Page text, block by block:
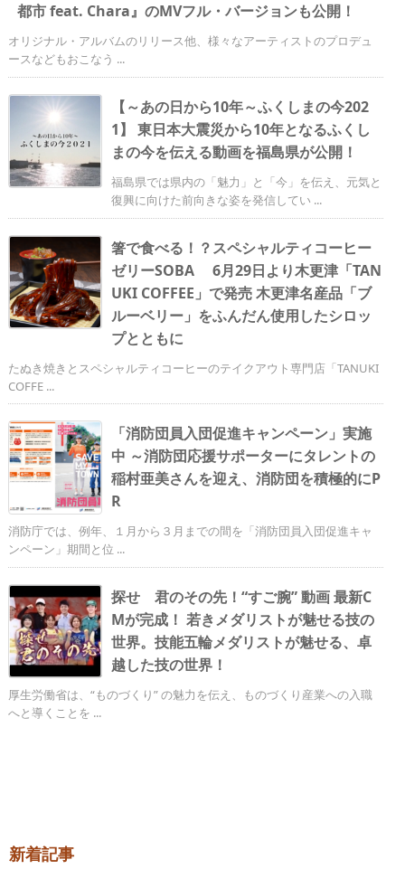
都市 feat. Chara』のMVフル・バージョンも公開！
オリジナル・アルバムのリリース他、様々なアーティストのプロデュ
ースなどもおこなう ...
【～あの日から10年～ふくしまの今202
1】 東日本大震災から10年となるふくし
まの今を伝える動画を福島県が公開！
福島県では県内の「魅力」と「今」を伝え、元気と
復興に向けた前向きな姿を発信してい ...
箸で食べる！？スペシャルティコーヒー
ゼリーSOBA 6月29日より木更津「TAN
UKI COFFEE」で発売 木更津名産品「ブ
ルーベリー」をふんだん使用したシロッ
プとともに
たぬき焼きとスペシャルティコーヒーのテイクアウト専門店「TANUKI
COFFE ...
「消防団員入団促進キャンペーン」実施
中 ～消防団応援サポーターにタレントの
稲村亜美さんを迎え、消防団を積極的にP
R
消防庁では、例年、１月から３月までの間を「消防団員入団促進キャ
ンペーン」期間と位 ...
探せ 君のその先！“すご腕” 動画 最新C
Mが完成！ 若きメダリストが魅せる技の
世界。技能五輪メダリストが魅せる、卓
越した技の世界！
厚生労働省は、“ものづくり” の魅力を伝え、ものづくり産業への入職
へと導くことを ...
新着記事